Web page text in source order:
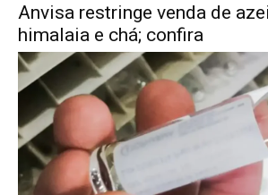
Anvisa restringe venda de
himalaia e chá; confira